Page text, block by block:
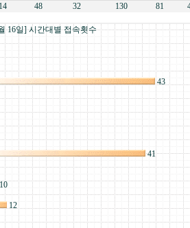
48 32 130 81
일] 시간대별 접속횟수
43
41
12